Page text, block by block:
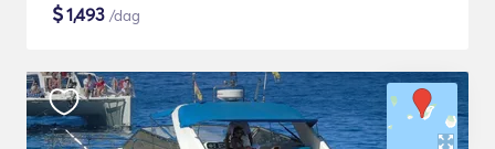
$1,493 /dag